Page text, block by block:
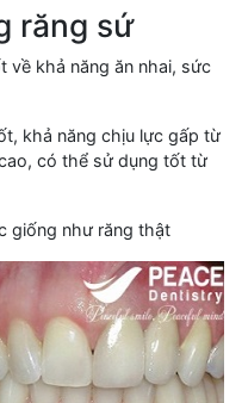
răng sứ
về khả năng ăn nhai, sức
khả năng chịu lực gấp từ
có thể sử dụng tốt từ
giống như răng thật